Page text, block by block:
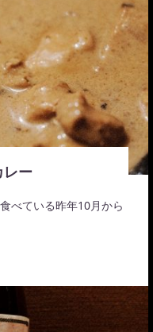
レー
べている昨年10月から